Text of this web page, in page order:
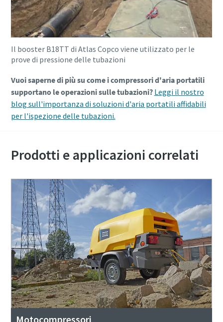
Il booster B18TT di Atlas Copco viene utilizzato per le
prove di pressione delle tubazioni
Vuoi saperne di più su come i compressori d'aria portatili
supportano le operazioni sulle tubazioni? Leggi il nostro
blog sull'importanza di soluzioni d'aria portatili affidabili
per l'ispezione delle tubazioni.
Prodotti e applicazioni correlati
Motocompressori